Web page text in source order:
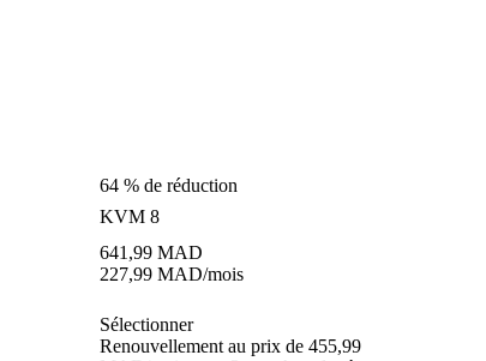
64 % de réduction
KVM 8
641,99 MAD
227,99 MAD/mois
Sélectionner
Renouvellement au prix de 455,99